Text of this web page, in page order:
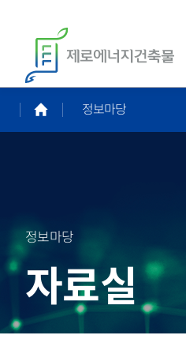
정보마당
정보마당
자료실